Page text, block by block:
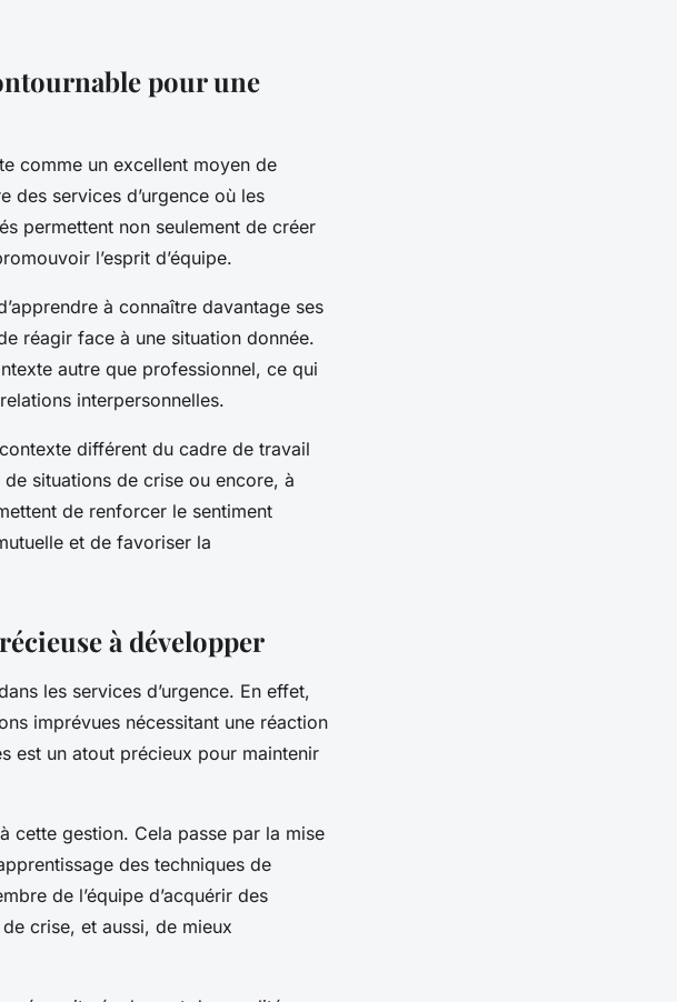
pour une
comme un excellent moyen de
des services d’urgence où les
permettent non seulement de créer
l’esprit d’équipe.
à connaître davantage ses
réagir face à une situation donnée.
autre que professionnel, ce qui
interpersonnelles.
différent du cadre de travail
situations de crise ou encore, à
de renforcer le sentiment
et de favoriser la
à développer
les services d’urgence. En effet,
imprévues nécessitant une réaction
est un atout précieux pour maintenir
cette gestion. Cela passe par la mise
des techniques de
de l’équipe d’acquérir des
crise, et aussi, de mieux